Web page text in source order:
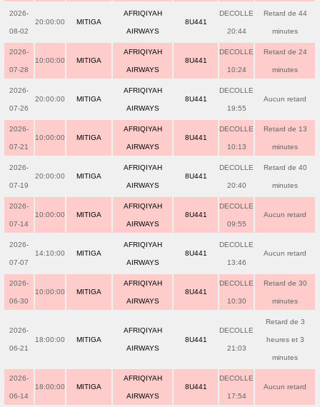
2026-
08-02
20:00:00 MITIGA
AFRIQIYAH
AIRWAYS
8U441
DECOLLE
20:44
Retard de 44
minutes
2026-
07-28
10:00:00 MITIGA
AFRIQIYAH
AIRWAYS
8U441
DECOLLE
10:24
Retard de 24
minutes
2026-
07-26
20:00:00 MITIGA
AFRIQIYAH
AIRWAYS
8U441
DECOLLE
19:55
Aucun retard
2026-
07-21
10:00:00 MITIGA
AFRIQIYAH
AIRWAYS
8U441
DECOLLE
10:13
Retard de 13
minutes
2026-
07-19
20:00:00 MITIGA
AFRIQIYAH
AIRWAYS
8U441
DECOLLE
20:40
Retard de 40
minutes
2026-
07-14
10:00:00 MITIGA
AFRIQIYAH
AIRWAYS
8U441
DECOLLE
09:55
Aucun retard
2026-
07-07
14:10:00 MITIGA
AFRIQIYAH
AIRWAYS
8U441
DECOLLE
13:46
Aucun retard
2026-
06-30
10:00:00 MITIGA
AFRIQIYAH
AIRWAYS
8U441
DECOLLE
10:30
Retard de 30
minutes
2026-
06-21
18:00:00 MITIGA
AFRIQIYAH
AIRWAYS
8U441
DECOLLE
21:03
Retard de 3
heures et 3
minutes
2026-
06-14
18:00:00 MITIGA
AFRIQIYAH
AIRWAYS
8U441
DECOLLE
17:54
Aucun retard